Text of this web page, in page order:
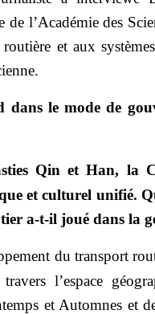
l’Académie des
et aux
dans le mode de
Qin et Han, la
et culturel unifié.
a-t-il joué dans la
du transport
l’espace
et Automnes et